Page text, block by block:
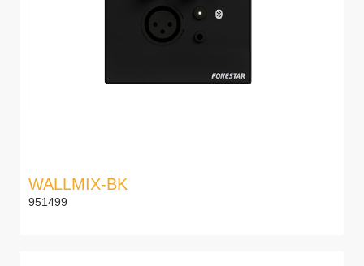
WALLMIX-BK
951499